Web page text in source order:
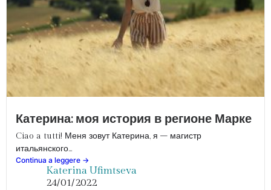
Катерина: моя история в регионе Марке
Ciao a tutti! Меня зовут Катерина, я – магистр
итальянского...
Continua a leggere ->
Katerina Ufimtseva
24/01/2022